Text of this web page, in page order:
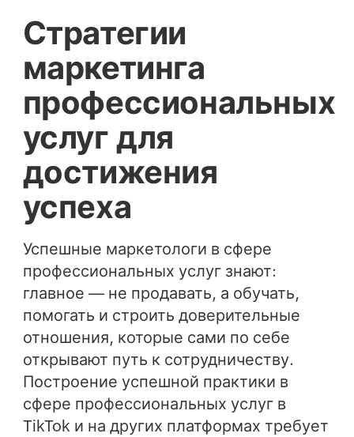
Стратегии
маркетинга
профессиональных
услуг для
достижения
успеха
Успешные маркетологи в сфере
профессиональных услуг знают:
главное — не продавать, а обучать,
помогать и строить доверительные
отношения, которые сами по себе
открывают путь к сотрудничеству.
Построение успешной практики в
сфере профессиональных услуг в
TikTok и на других платформах требует